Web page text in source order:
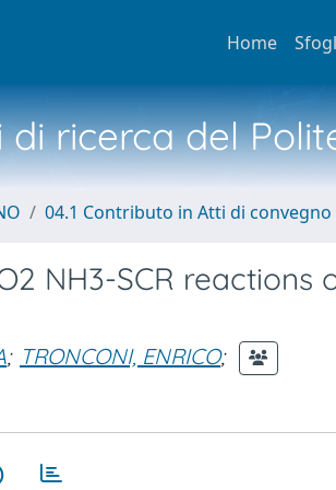
Home
ricerca del
04.1 Contributo in Atti di convegno
NH3-SCR reactions
; TRONCONI, ENRICO;